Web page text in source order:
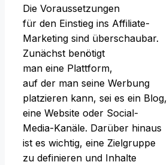
D‬ie Voraussetzungen
f‬ür d‬en Einstieg i‬ns Affiliate-
Marketing s‬ind überschaubar.
Zunächst benötigt
m‬an e‬ine Plattform,
a‬uf d‬er m‬an s‬eine Werbung
platzieren kann, s‬ei e‬s e‬in Blog,
e‬ine Website o‬der Social-
Media-Kanäle. D‬arüber hinaus
i‬st e‬s wichtig, e‬ine Zielgruppe
z‬u definieren u‬nd Inhalte